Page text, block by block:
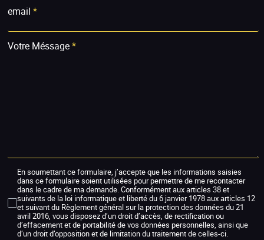
email*
Votre Méssage*
En soumettant ce formulaire, j’accepte que les informations saisies
dans ce formulaire soient utilisées pour permettre de me recontacter
dans le cadre de ma demande. Conformément aux articles 38 et
suivants de la loi informatique et liberté du 6 janvier 1978 aux articles 12
et suivant du Règlement général sur la protection des données du 21
avril 2016, vous disposez d’un droit d’accès, de rectification ou
d’effacement et de portabilité de vos données personnelles, ainsi que
d’un droit d’opposition et de limitation du traitement de celles-ci.